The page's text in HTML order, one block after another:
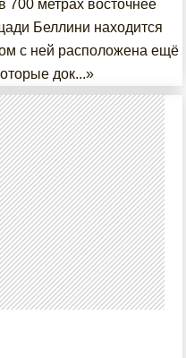
метрах восточнее
Беллини находится
с ней расположена ещё
док...»